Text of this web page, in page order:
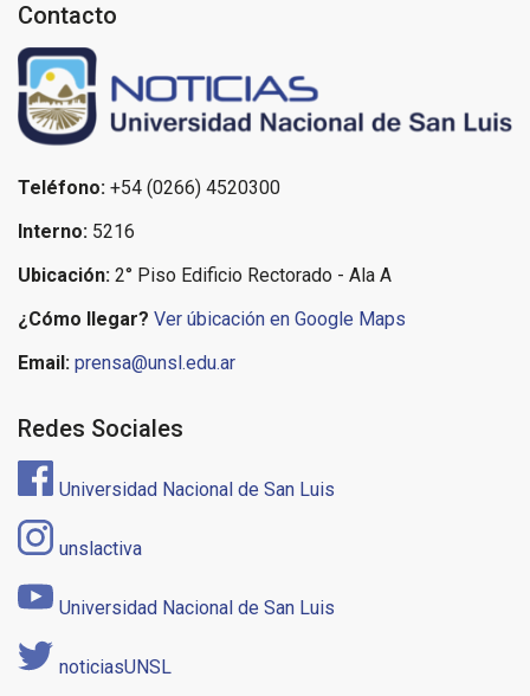
Contacto
Teléfono: +54 (0266) 4520300
Interno: 5216
Ubicación: 2° Piso Edificio Rectorado - Ala A
¿Cómo llegar? Ver úbicación en Google Maps
Email: prensa@unsl.edu.ar
Redes Sociales
Universidad Nacional de San Luis
unslactiva
Universidad Nacional de San Luis
noticiasUNSL